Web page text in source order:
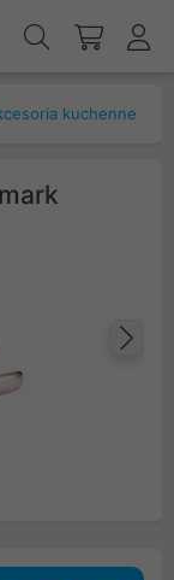
kuchenne